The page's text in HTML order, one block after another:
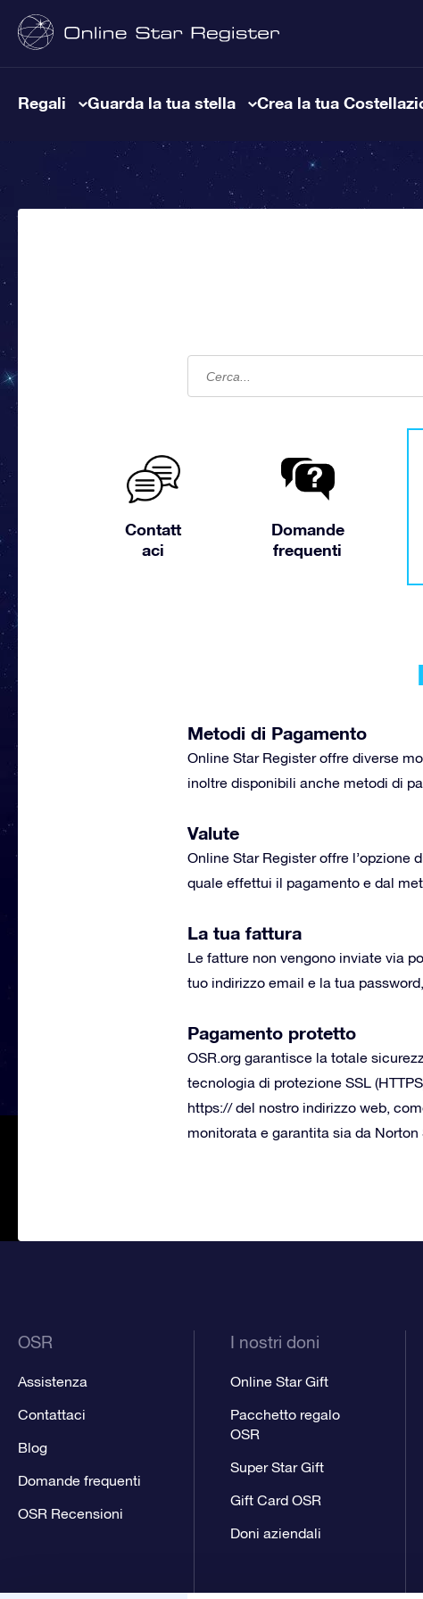
Regali Guarda la tua stella Crea la tua
Contatt
aci
Domande
frequenti
Metodi di Pagamento
Online Star Register offre diverse
inoltre disponibili anche metodi di
Valute
Online Star Register offre l’opzione
quale effettui il pagamento e dal
La tua fattura
Le fatture non vengono inviate via
tuo indirizzo email e la tua
Pagamento protetto
OSR.org garantisce la totale
tecnologia di protezione SSL
https:// del nostro indirizzo web,
monitorata e garantita sia da
OSR
Assistenza
Contattaci
Blog
Domande frequenti
OSR Recensioni
I nostri doni
Online Star Gift
Pacchetto regalo
OSR
Super Star Gift
Gift Card OSR
Doni aziendali